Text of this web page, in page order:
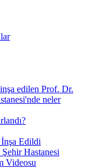
edilen Prof. Dr.
neler
Edildi
Hastanesi
Videosu